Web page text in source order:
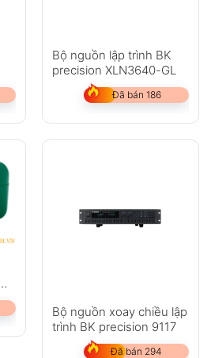
Bộ nguồn lập trình BK
precision XLN3640-GL
Đã bán 186
Bộ nguồn xoay chiều lập
trình BK precision 9117
Đã bán 294